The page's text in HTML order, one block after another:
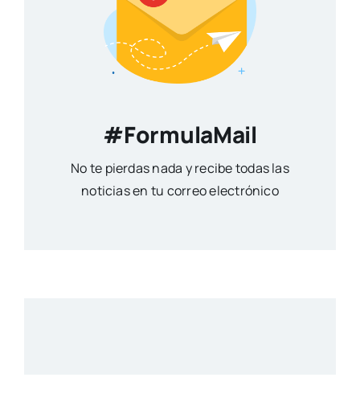
#FormulaMail
No te pierdas nada y recibe todas las
noticias en tu correo electrónico